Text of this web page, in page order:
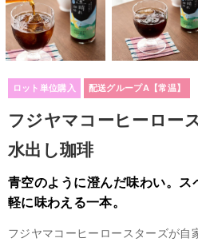
ロット単位購入 配送グループA【常温】
フジヤマコーヒーロ
水出し珈琲
青空のように澄んだ味わい。ス
軽に味わえる一本。
フジヤマコーヒーロースターズが自